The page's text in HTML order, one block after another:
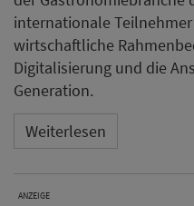
internationale
wirtschaftliche
Digitalisierung und die
Generation.
Weiterlesen
ANZEIGE